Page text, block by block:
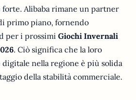
forte. Alibaba rimane un partner
primo piano, fornendo
per i prossimiGiochi Invernali
. Ciò significa che la loro
nella regione è più solida
della stabilità commerciale.